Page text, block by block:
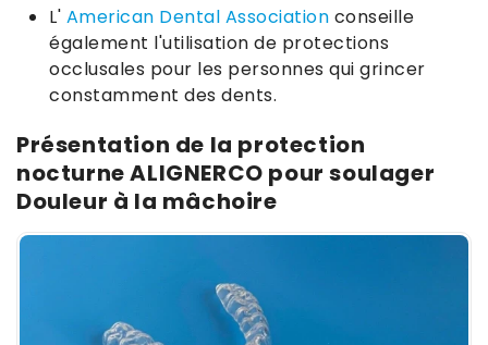
L' American Dental Association conseille
également l'utilisation de protections
occlusales pour les personnes qui grincer
constamment des dents.
Présentation de la protection
nocturne ALIGNERCO pour soulager
Douleur à la mâchoire